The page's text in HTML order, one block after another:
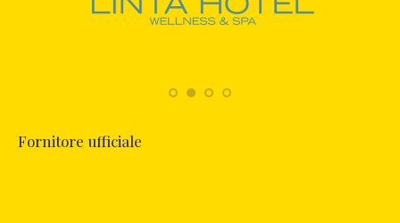
Fornitore ufficiale